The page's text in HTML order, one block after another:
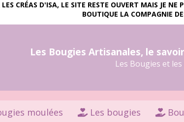
CRÉAS D'ISA, LE SITE RESTE OUVERT MAIS JE
BOUTIQUE LA COMPAGNIE
Les Bougies Artisanales, le
Les Bougies et
moulées Les bougies